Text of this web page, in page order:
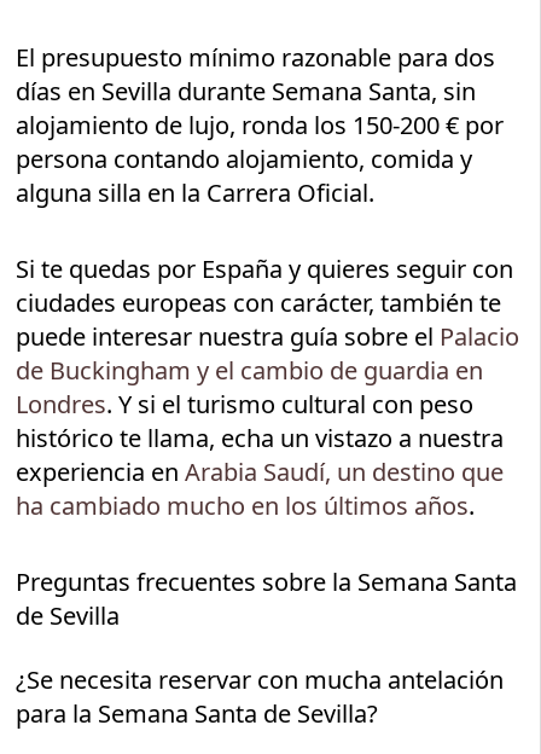
El presupuesto mínimo razonable para dos
días en Sevilla durante Semana Santa, sin
alojamiento de lujo, ronda los 150-200 € por
persona contando alojamiento, comida y
alguna silla en la Carrera Oficial.
Si te quedas por España y quieres seguir con
ciudades europeas con carácter, también te
puede interesar nuestra guía sobre el Palacio
de Buckingham y el cambio de guardia en
Londres. Y si el turismo cultural con peso
histórico te llama, echa un vistazo a nuestra
experiencia enArabia Saudí, un destino que
ha cambiado mucho en los últimos años.
Preguntas frecuentes sobre la Semana Santa
de Sevilla
¿Se necesita reservar con mucha antelación
para la Semana Santa de Sevilla?